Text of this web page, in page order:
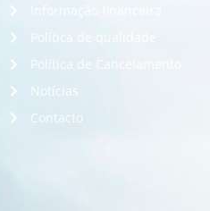
Política de qualidade
Política de Cancelamento
Notícias
Contacto